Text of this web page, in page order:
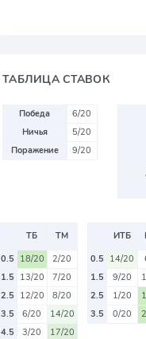
ТАБЛИЦА СТАВОК
Победа
6/20
Ничья
5/20
Поражение
9/20
ТБ
ТМ
0.5 18/20
2/20
1.5 13/20
7/20
2.5 12/20
8/20
3.5
6/20
14/20
4.5
3/20
17/20
ИТБ
0.5 14/20
1.5
9/20
2.5
1/20
3.5
0/20